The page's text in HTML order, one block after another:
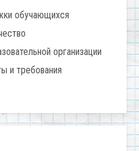
обучающихся
организации
и требования